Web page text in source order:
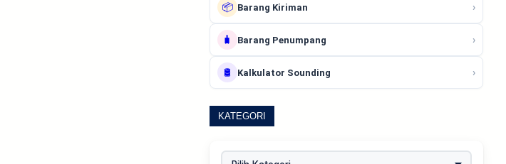
📦 Barang Kiriman ›
🧳 Barang Penumpang ›
🛢️ Kalkulator Sounding ›
KATEGORI